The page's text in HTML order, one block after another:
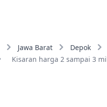
Jawa Barat
Depok
Kisaran harga 2 sampai 3